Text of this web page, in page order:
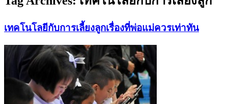
เทคโนโลยีกับการเลี้ยงลูกเรื่องที่พ่อแม่ควรเท่าทัน